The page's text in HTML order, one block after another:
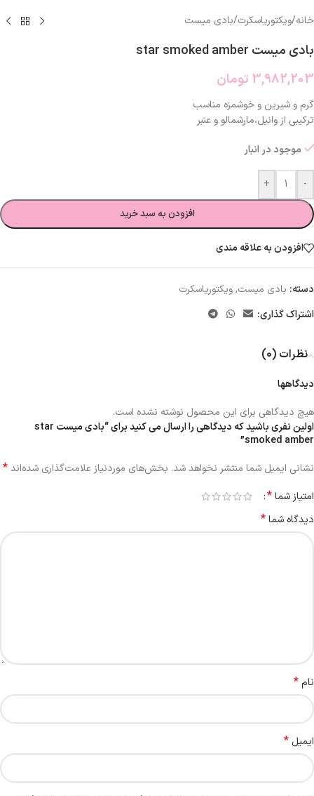
خانه/ویکتوریاسکرت/بادی میست
بادی میست star smoked amber
3,982,203 تومان
گرم و شیرین و خوشمزه مناسب
ترکیبی از وانیل،مارشمالو و عنبر
موجود در انبار
-
+
افزودن به سبد خرید
افزودن به علاقه مندی
دسته: بادی میست,ویکتوریاسکرت
اشتراک گذاری:
نظرات (0)
دیدگاهها
هیچ دیدگاهی برای این محصول نوشته نشده است.
اولین نفری باشید که دیدگاهی را ارسال می کنید برای “بادی میست star
smoked amber”
نشانی ایمیل شما منتشر نخواهد شد. بخش‌های موردنیاز علامت‌گذاری شده‌اند*
امتیاز شما*
دیدگاه شما*
نام*
ایمیل *